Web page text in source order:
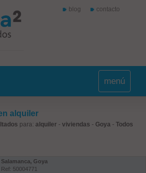
blog contacto
menú
alquiler
para: alquiler - viviendas - Goya - Todos
Salamanca, Goya
Ref: 50004771